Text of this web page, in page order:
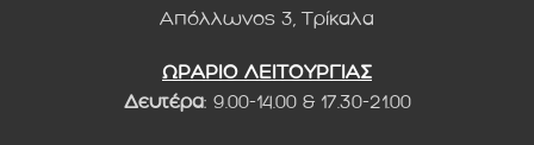
Απόλλωνος 3, Τρίκαλα
ΩΡΑΡΙΟ ΛΕΙΤΟΥΡΓΙΑΣ
Δευτέρα: 9.00-14.00 & 17.30-21.00